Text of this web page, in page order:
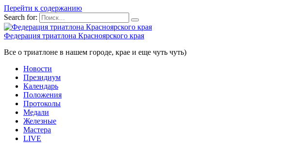
Перейти к содержанию
Search for:
Федерация триатлона Красноярского края
Все о триатлоне в нашем городе, крае и еще чуть чуть)
Новости
Президиум
Календарь
Положения
Протоколы
Медали
Железные
Мастера
LIVE